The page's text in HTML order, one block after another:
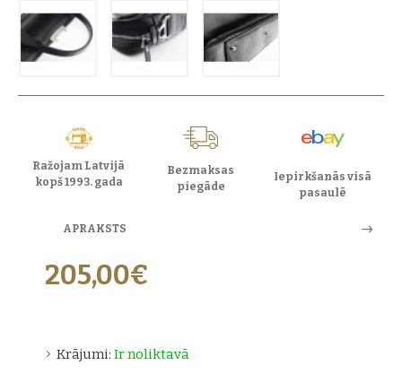
Ražojam Latvijā
kopš 1993. gada
Bezmaksas
piegāde
Iepirkšanās visā
pasaulē
APRAKSTS
Krājumi: Ir noliktavā
205,00€